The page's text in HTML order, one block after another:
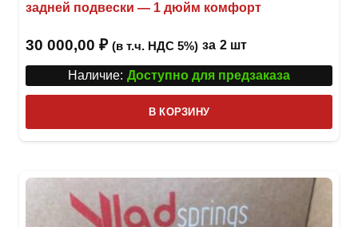
задней подвески — 1 дюйм комфорт
30 000,00 ₽ (в т.ч. НДС 5%) за 2 шт
Наличие: Доступно для предзаказа
В КОРЗИНУ